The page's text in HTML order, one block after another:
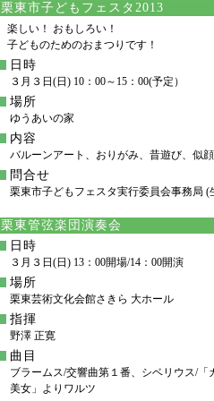
栗東市子どもフェスタ2013
楽しい！ おもしろい！
子どものためのおまつりです！
日時
３月３日(日) 10：00～15：00(予定）
場所
ゆうあいの家
内容
バルーンアート、おりがみ、昔遊び、似
問合せ
栗東市子どもフェスタ実行委員会事務局
栗東管弦楽団演奏会
日時
３月３日(日) 13：00開場/14：00開演
場所
栗東芸術文化会館さきら 大ホール
指揮
野澤 正寛
曲目
ブラームス/交響曲第１番、シベリウス/
美女」よりワルツ